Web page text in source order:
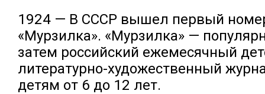
1924 — В СССР вышел первый
«Мурзилка». «Мурзилка» —
затем российский ежемесячный
литературно-художественный
детям от 6 до 12 лет.